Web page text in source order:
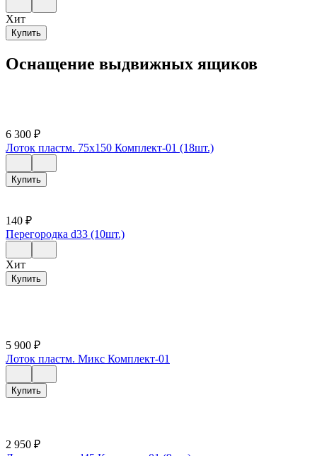
Хит
Купить
Оснащение выдвижных ящиков
6 300 ₽
Лоток пластм. 75х150 Комплект-01 (18шт.)
Купить
140 ₽
Перегородка d33 (10шт.)
Хит
Купить
5 900 ₽
Лоток пластм. Микс Комплект-01
Купить
2 950 ₽